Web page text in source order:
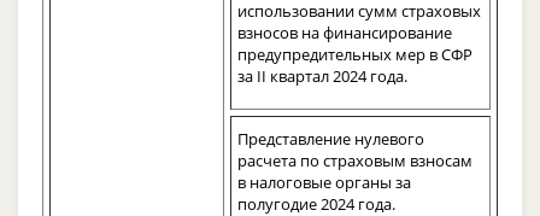
использовании сумм страховых
взносов на финансирование
предупредительных мер в СФР
за II квартал 2024 года.
Представление нулевого
расчета по страховым взносам
в налоговые органы за
полугодие 2024 года.